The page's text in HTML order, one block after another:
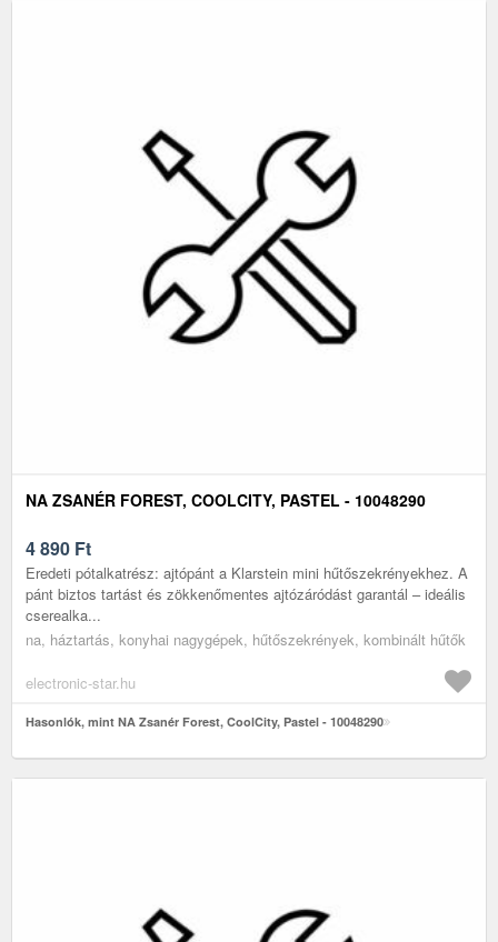
NA ZSANÉR FOREST, COOLCITY, PASTEL - 10048290
4 890 Ft
Eredeti pótalkatrész: ajtópánt a Klarstein mini hűtőszekrényekhez. A
pánt biztos tartást és zökkenőmentes ajtózáródást garantál – ideális
cserealka...
na, háztartás, konyhai nagygépek, hűtőszekrények, kombinált hűtők
electronic-star.hu
Hasonlók, mint NA Zsanér Forest, CoolCity, Pastel - 10048290